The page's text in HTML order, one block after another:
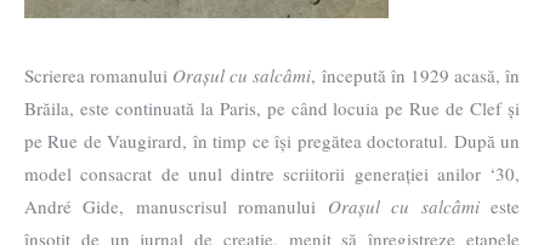
Scrierea romanului Orașul cu salcâmi, începută în 1929 acasă, în
Brăila, este continuată la Paris, pe când locuia pe Rue de Clef și
pe Rue de Vaugirard, în timp ce își pregătea doctoratul. După un
model consacrat de unul dintre scriitorii generației anilor ‘30,
André Gide, manuscrisul romanului Orașul cu salcâmieste
însoțit de un jurnal de creație, menit să înregistreze etapele